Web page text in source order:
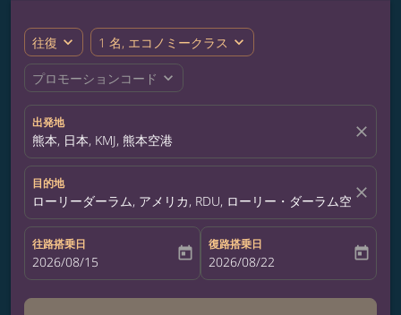
往復 expand_more 1 名, エコノミークラス expand_more
プロモーションコード expand_more
出発地
熊本, 日本, KMJ, 熊本空港 close
目的地
ローリーダーラム, アメリカ, RDU, ローリー・ダーラム空港
close
往路搭乗日
fc-booking-departure-date-aria-label
2026/08/15 today
復路搭乗日
fc-booking-return-date-aria-label
2026/08/22 today